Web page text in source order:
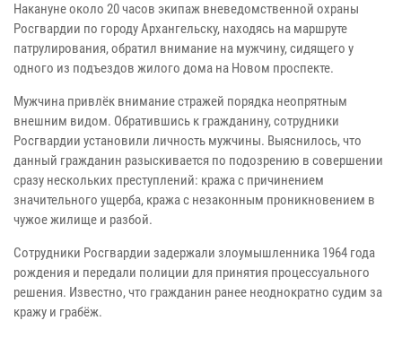
Накануне около 20 часов экипаж вневедомственной охраны
Росгвардии по городу Архангельску, находясь на маршруте
патрулирования, обратил внимание на мужчину, сидящего у
одного из подъездов жилого дома на Новом проспекте.
Мужчина привлёк внимание стражей порядка неопрятным
внешним видом. Обратившись к гражданину, сотрудники
Росгвардии установили личность мужчины. Выяснилось, что
данный гражданин разыскивается по подозрению в совершении
сразу нескольких преступлений: кража с причинением
значительного ущерба, кража с незаконным проникновением в
чужое жилище и разбой.
Сотрудники Росгвардии задержали злоумышленника 1964 года
рождения и передали полиции для принятия процессуального
решения. Известно, что гражданин ранее неоднократно судим за
кражу и грабёж.